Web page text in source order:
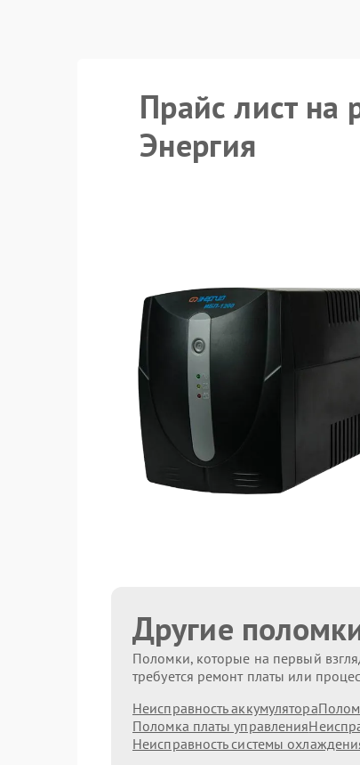
Прайс лист на
Энергия
Другие
Поломки, которые на первый
требуется ремонт платы или
Неисправность аккумулятора
Поломка платы управления
Неисправность системы